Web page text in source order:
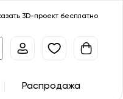
3D-проект бесплатно
Распродажа